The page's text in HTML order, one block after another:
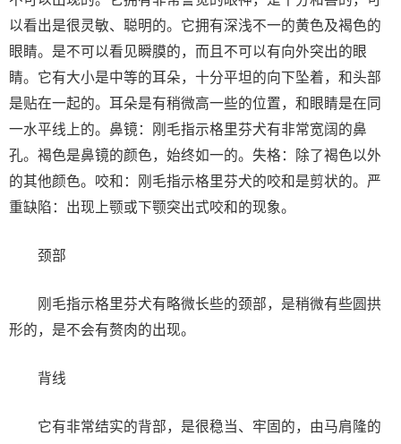
以看出是很灵敏、聪明的。它拥有深浅不一的黄色及褐色的
眼睛。是不可以看见瞬膜的，而且不可以有向外突出的眼
睛。它有大小是中等的耳朵，十分平坦的向下坠着，和头部
是贴在一起的。耳朵是有稍微高一些的位置，和眼睛是在同
一水平线上的。鼻镜：刚毛指示格里芬犬有非常宽阔的鼻
孔。褐色是鼻镜的颜色，始终如一的。失格：除了褐色以外
的其他颜色。咬和：刚毛指示格里芬犬的咬和是剪状的。严
重缺陷：出现上颚或下颚突出式咬和的现象。
颈部
刚毛指示格里芬犬有略微长些的颈部，是稍微有些圆拱
形的，是不会有赘肉的出现。
背线
它有非常结实的背部，是很稳当、牢固的，由马肩隆的